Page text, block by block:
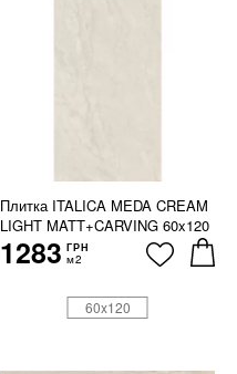
Плитка ITALICA MEDA CREAM
LIGHT MATT+CARVING 60x120
1283 ГРН
м2
60x120